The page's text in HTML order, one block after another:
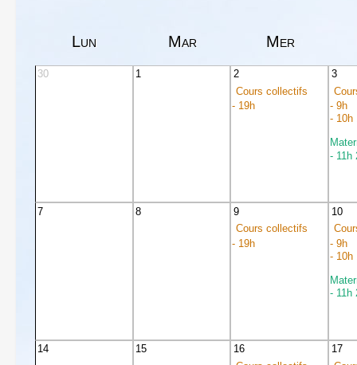
Lun Mar Mer
30 1
2
Cours collectifs
- 19h
3
- 9h
- 10h
- 11h
7 8
9
Cours collectifs
- 19h
10
- 9h
- 10h
- 11h
14 15
16
17